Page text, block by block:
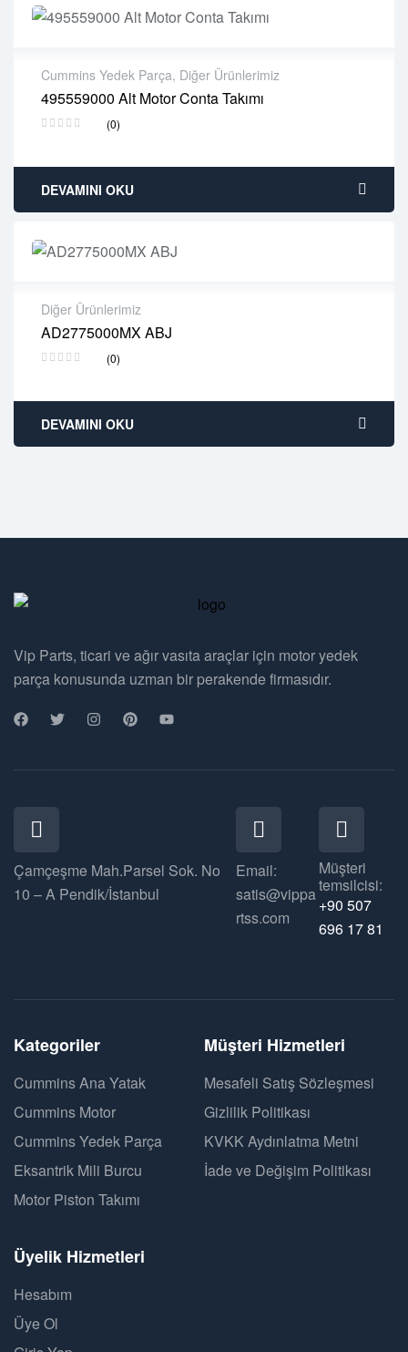
Cummins Yedek Parça, Diğer Ürünlerimiz
495559000 Alt Motor Conta Takımı
(0)
2 years warranty
Delivery time: 1-2 business days
DEVAMINI OKU
Diğer Ürünlerimiz
AD2775000MX ABJ
(0)
2 years warranty
Delivery time: 1-2 business days
DEVAMINI OKU
Vip Parts, ticari ve ağır vasıta araçlar için motor yedek
parça konusunda uzman bir perakende firmasıdır.
Çamçeşme Mah.Parsel Sok. No
10 – A Pendik/İstanbul
Email:
satis@vippa
rtss.com
Müşteri
temsilcisi:
+90 507
696 17 81
Kategoriler
Cummins Ana Yatak
Cummins Motor
Cummins Yedek Parça
Eksantrik Mili Burcu
Motor Piston Takımı
Müşteri Hizmetleri
Mesafeli Satış Sözleşmesi
Gizlilik Politikası
KVKK Aydınlatma Metni
İade ve Değişim Politikası
Üyelik Hizmetleri
Hesabım
Üye Ol